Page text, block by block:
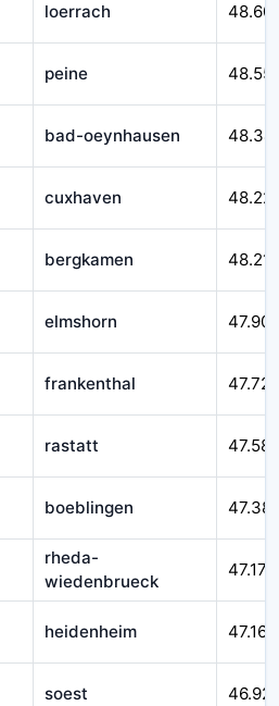
loerrach 48.601
peine
bad-oeynhausen
cuxhaven 48.221
bergkamen 48.218
elmshorn 47.907
frankenthal 47.727
rastatt 47.586
boeblingen
rheda-
wiedenbrueck
47.177
heidenheim 47.164
soest